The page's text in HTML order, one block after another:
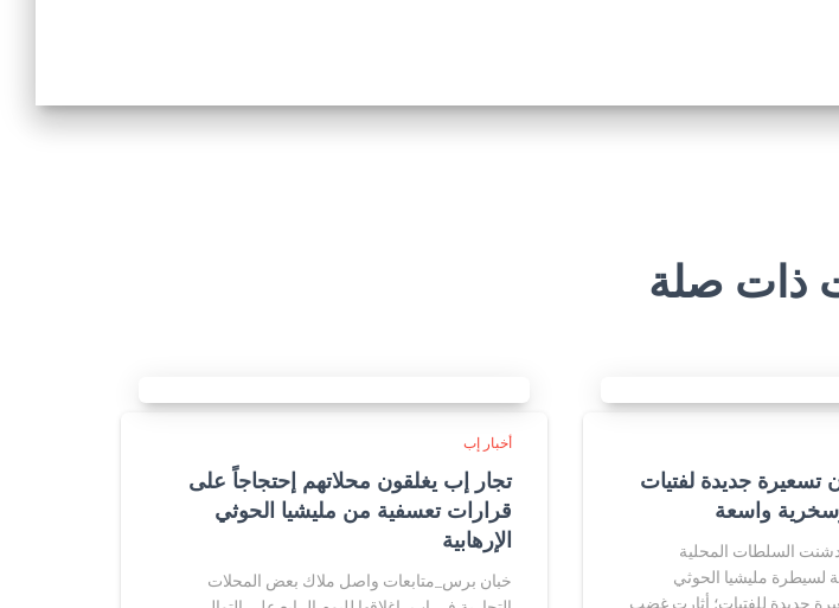
ذات صلة
تسعيرة جديدة لفتيات
واسعة
السلطات المحلية
لسيطرة مليشيا الحوثي
جديدة للفتيات؛ أثارت غضب
أخبار إب
تجار إب يغلقون محلاتهم إحتجاجاً على
قرارات تعسفية من مليشيا الحوثي
الإرهابية
خبان برس_متابعات واصل ملاك بعض المحلات